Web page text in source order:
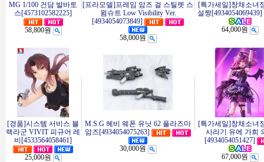
MG 1/100 건담 발바토
스[4573102582225]
58,800원
[프라모델]프레임 암즈 걸 스틸렛 스
윔슈트 Low Visibility Ver.
[4934054073849]
58,000원
[특가세일]창채소녀
설짱[4934054069439]
64,000원
[경품]시스템 서비스 블
랙라군 VIVIT 피규어 레
비[4533564058461]
25,000원
M.S.G 헤비 웨폰 유닛 62 플라즈마
암즈[4934054075263]
30,000원
[특가세일]창채소녀
사라기 유에 가희
[4934054051427]
67,000원